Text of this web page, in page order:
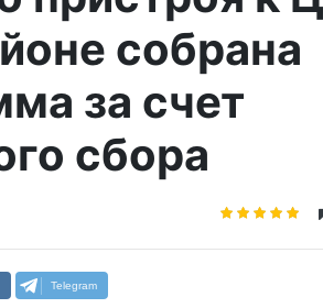
собрана
за счет
сбора
Telegram